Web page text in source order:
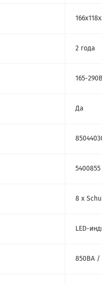
2 года
165-
Да
5400855
8 x
LED-
850ВА /